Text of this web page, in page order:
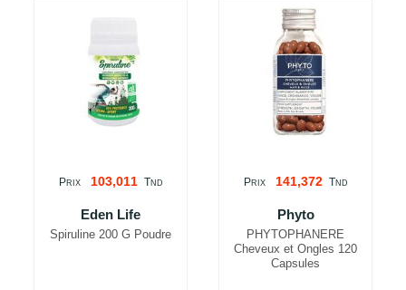
PRIX 103,011 TND
Eden Life
Spiruline 200 G Poudre
PRIX 141,372 TND
Phyto
PHYTOPHANERE
Cheveux et Ongles 120
Capsules